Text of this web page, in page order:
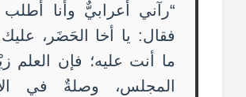
“رآني أعرابيٌّ وأنا أطلب
فقال: يا أخا الحَضَر،
ما أنت عليه؛ فإن العلم
المجلس، وصلةٌ في